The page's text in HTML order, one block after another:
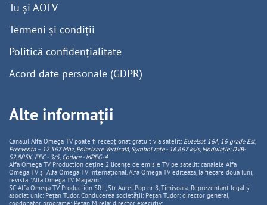
Tu și AOTV
Termeni și condiții
Politică confidențialitate
Acord date personale (GDPR)
Alte informații
Canalul Alfa Omega TV poate fi recepționat gratuit via satelit: Eutelsat 16A, 16 grade Est,
Frecventa – 12.567 Mhz, PolarizareVerticală, Symbol rate - 16.667 ks/s, Modulație: DVB-
S2,8PSK, FEC - 3/5, Codare - MPEG-4.
Alfa Omega TV Production deține 2 licențe de emisie TV pe satelit: canalele Alfa
Omega TV și Alfa Omega TV Internațional. Alfa Omega TV editeaza, la fiecare doua luni,
revista: "Alfa Omega TV Magazin".
SC Alfa Omega TV Production SRL, Str Aurel Pop nr. 8, Timisoara. Reprezentant legal și
asociat unic: Pețan Tudor. Conducerea societății: Pețan Tudor: director general,
coodonator programe; Pețan Mirela: director executiv;